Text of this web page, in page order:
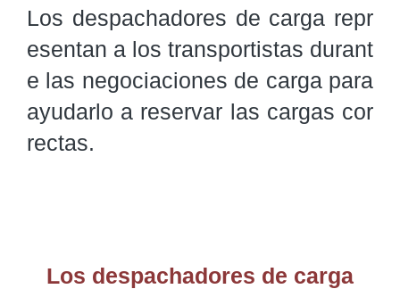
Los despachadores de carga repr
esentan a los transportistas durant
e las negociaciones de carga para
ayudarlo a reservar las cargas cor
rectas.
Los despachadores de carga